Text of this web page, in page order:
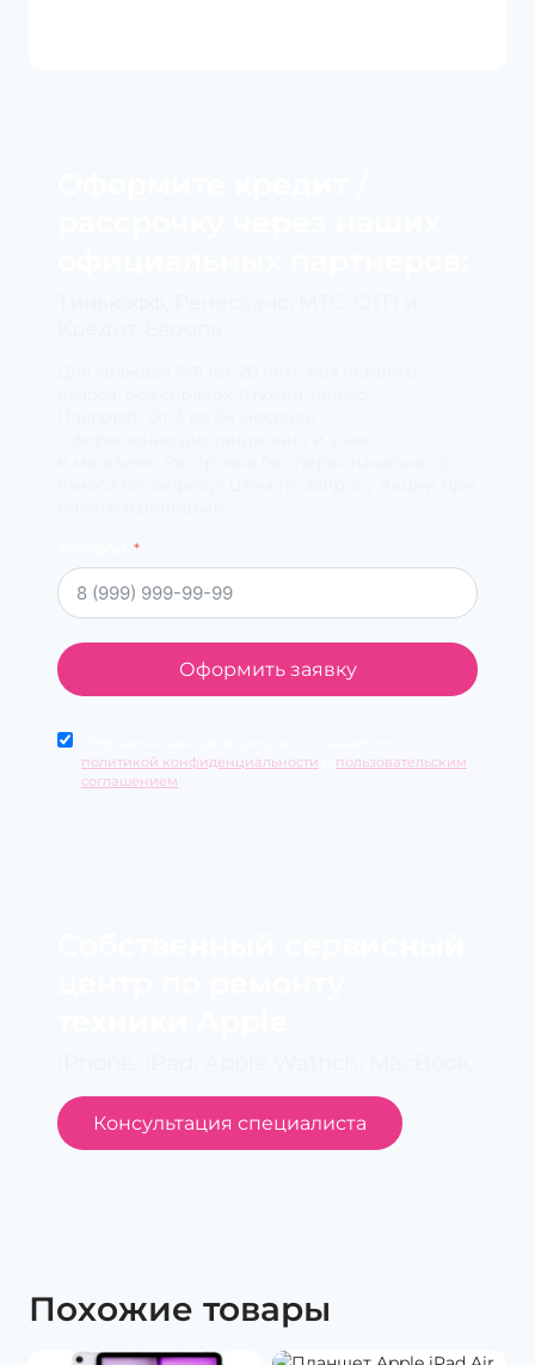
Оформить заявку
политикой конфиденциальности
пользовательским
соглашением
Консультация специалиста
Похожие товары